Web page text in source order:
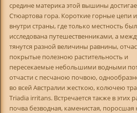
средине материка этой вышины
Стюартова гора. Короткие горные цепи
внутри страны, где только местность
исследована путешественниками, а
тянутся разной величины равнины,
покрытые полезною растительность и
пересекаемые небольшими водными
отчасти с песчаною почвою,
во всей Австралии жесткою, колючею
Triadia irritans. Встречается также в этих
почва безводная, каменистая, поросшая